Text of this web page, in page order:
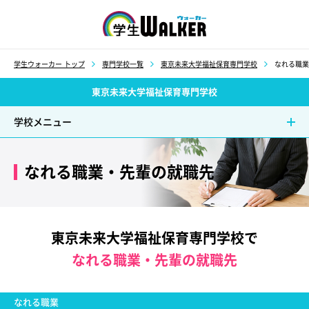
学生ウォーカー トップ 専門学校一覧 東京未来大学福祉保育専門学校 なれる職
東京未来大学福祉保育専門学校
学校メニュー
なれる職業・先輩の就職先
東京未来大学福祉保育専門学校で
なれる職業・先輩の就職先
なれる職業